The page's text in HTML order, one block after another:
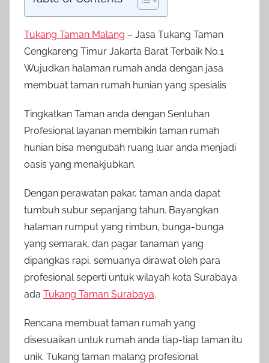
Tukang Taman Malang – Jasa Tukang Taman
Cengkareng Timur Jakarta Barat Terbaik No.1
Wujudkan halaman rumah anda dengan jasa
membuat taman rumah hunian yang spesialis
Tingkatkan Taman anda dengan Sentuhan
Profesional layanan membikin taman rumah
hunian bisa mengubah ruang luar anda menjadi
oasis yang menakjubkan.
Dengan perawatan pakar, taman anda dapat
tumbuh subur sepanjang tahun. Bayangkan
halaman rumput yang rimbun, bunga-bunga
yang semarak, dan pagar tanaman yang
dipangkas rapi, semuanya dirawat oleh para
profesional seperti untuk wilayah kota Surabaya
ada Tukang Taman Surabaya.
Rencana membuat taman rumah yang
disesuaikan untuk rumah anda tiap-tiap taman itu
unik. Tukang taman malang profesional